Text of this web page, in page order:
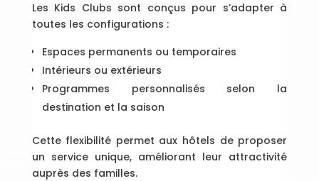
Les Kids Clubs sont conçus pour s’adapter à
toutes les configurations :
Espaces permanents ou temporaires
Intérieurs ou extérieurs
Programmes personnalisés selon la
destination et la saison
Cette flexibilité permet aux hôtels de proposer
un service unique, améliorant leur attractivité
auprès des familles.